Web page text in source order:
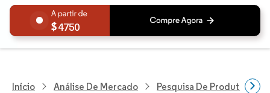
4750
Início Análise De Mercado Pesquisa De Produtos